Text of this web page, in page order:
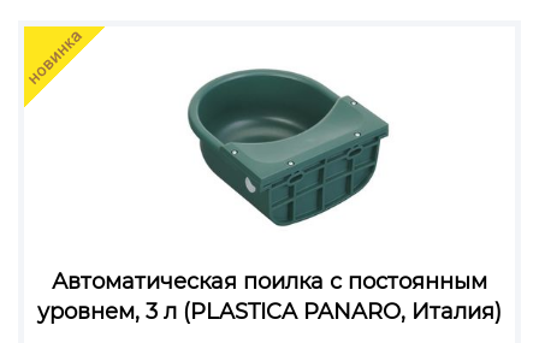
Автоматическая поилка с постоянным
уровнем, 3 л (PLASTICA PANARO, Италия)